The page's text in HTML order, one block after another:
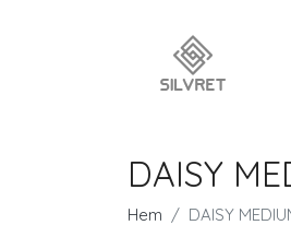
DAISY
Hem DAISY